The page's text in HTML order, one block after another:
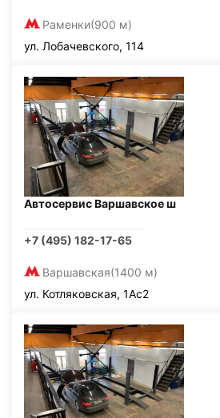
Раменки(900 м)
ул. Лобачевского, 114
Автосервис Варшавское ш
+7 (495) 182-17-65
Варшавская(1400 м)
ул. Котляковская, 1Ас2